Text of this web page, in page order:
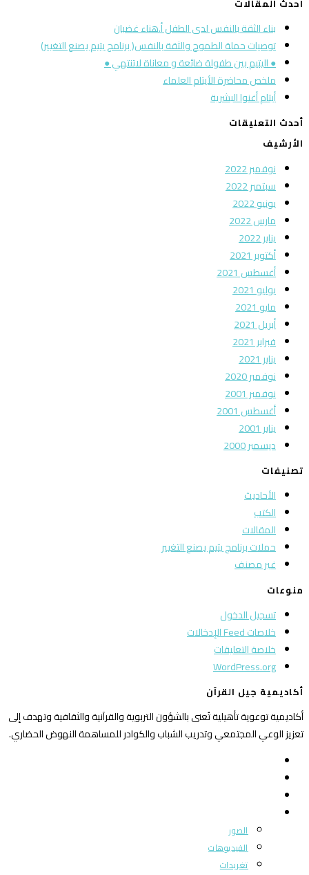
بناء الثقة بالنفس لدى الطفل أ.هناء غضبان
توصيات حملة الطموح والثقة بالنفس( برنامج يتيم يصنع التغيير)
● اليتيم بين طفولة ضائعة و معاناة لاتنتهي ●
ملخص محاضرة الأيتام العلماء
أيتام أغنوا البشرية
أحدث التعليقات
الأرشيف
نوفمبر 2022
سبتمبر 2022
يونيو 2022
مارس 2022
يناير 2022
أكتوبر 2021
أغسطس 2021
يوليو 2021
مايو 2021
أبريل 2021
فبراير 2021
يناير 2021
نوفمبر 2020
نوفمبر 2001
أغسطس 2001
يناير 2001
ديسمبر 2000
تصنيفات
الأحاديث
الكتب
المقالات
حملات برنامج يتيم يصنع التغيير
غير مصنف
منوعات
تسجيل الدخول
خلاصات Feed الإدخالات
خلاصة التعليقات
WordPress.org
أكاديمية جيل القرآن
أكاديمية توعوية تأهيلية تُعنى بالشؤون التربوية والقرآنية والثقافية وتهدف إلى
تعزيز الوعي المجتمعي وتدريب الشباب والكوادر للمساهمة النهوض الحضاري.
الصور
الفيديوهات
تغريدات